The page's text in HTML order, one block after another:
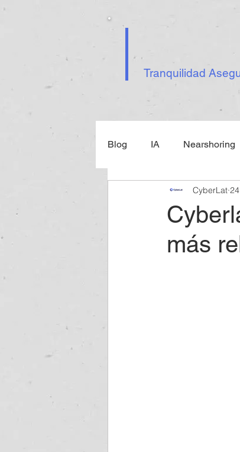
Tranquilidad
Blog IA Nearshoring
Ley Federal de
Inteligencia Artificial
más
CyberLat